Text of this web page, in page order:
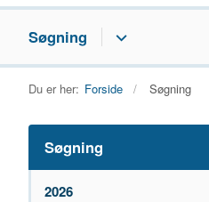
Søgning
Du er her: Forside Søgning
Søgning
2026